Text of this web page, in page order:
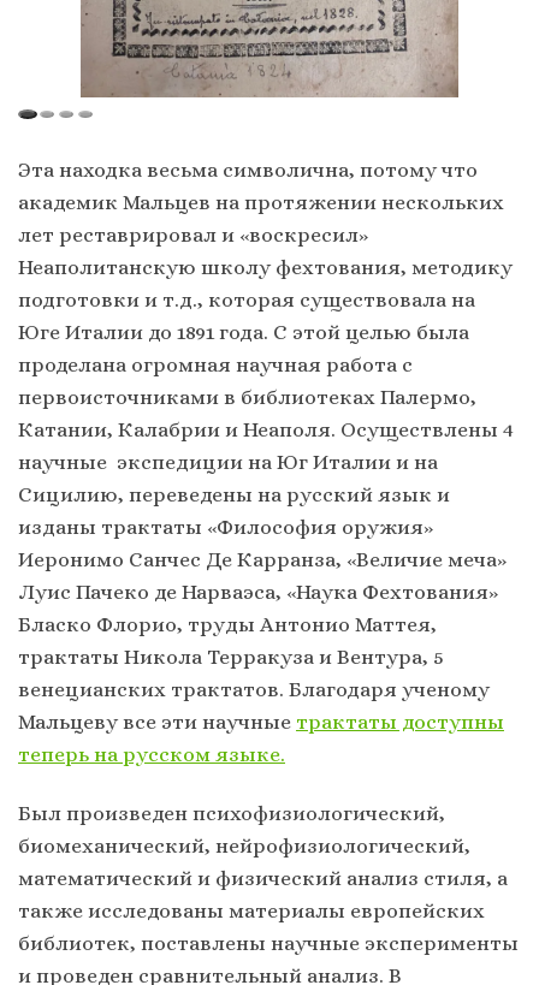
Эта находка весьма символична, потому что
академик Мальцев на протяжении нескольких
лет реставрировал и «воскресил»
Неаполитанскую школу фехтования, методику
подготовки и т.д., которая существовала на
Юге Италии до 1891 года. С этой целью была
проделана огромная научная работа с
первоисточниками в библиотеках Палермо,
Катании, Калабрии и Неаполя. Осуществлены 4
научные экспедиции на Юг Италии и на
Сицилию, переведены на русский язык и
изданы трактаты «Философия оружия»
Иеронимо Санчес Де Карранза, «Величие меча»
Луис Пачеко де Нарваэса, «Наука Фехтования»
Бласко Флорио, труды Антонио Маттея,
трактаты Никола Терракуза и Вентура, 5
венецианских трактатов. Благодаря ученому
Мальцеву все эти научные трактаты доступны
теперь на русском языке.
Был произведен психофизиологический,
биомеханический, нейрофизиологический,
математический и физический анализ стиля, а
также исследованы материалы европейских
библиотек, поставлены научные эксперименты
и проведен сравнительный анализ. В